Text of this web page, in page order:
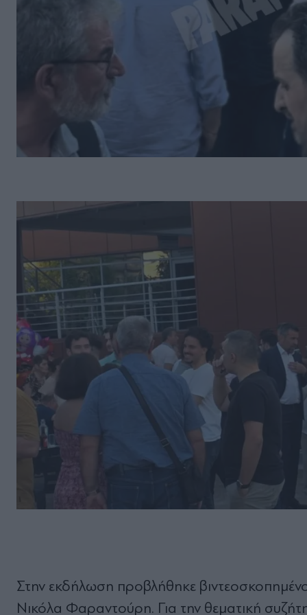
Στην εκδήλωση προβλήθηκε
Νικόλα Φαραντούρη. Για την θεματική